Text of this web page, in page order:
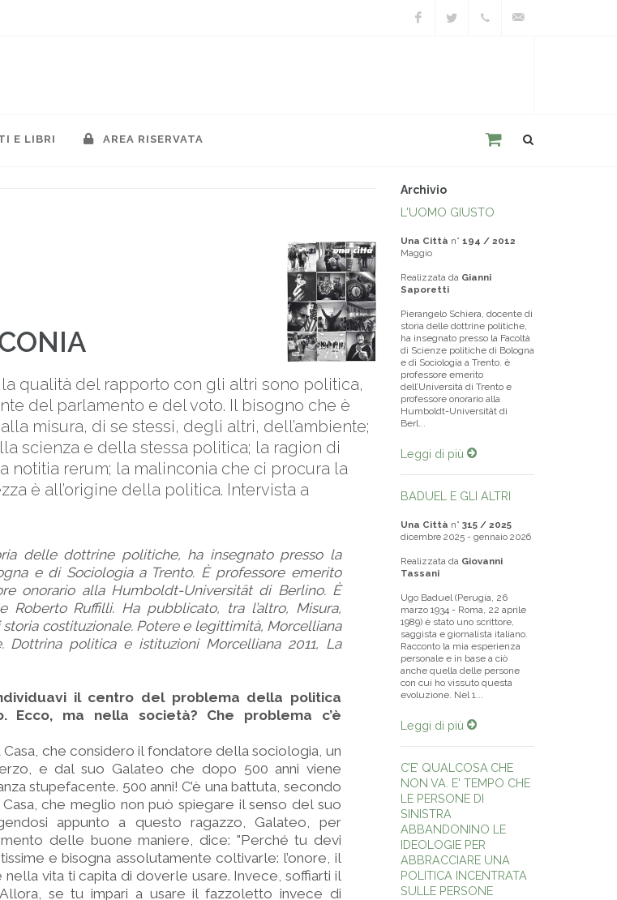
E LIBRI AREA RISERVATA
qualità del rapporto con gli altri sono politica,
del parlamento e del voto. Il bisogno che è
misura, di se stessi, degli altri, dell’ambiente;
scienza e della stessa politica; la ragion di
notitia rerum; la malinconia che ci procura la
è all’origine della politica. Intervista a
delle dottrine politiche, ha insegnato presso la
e di Sociologia a Trento. È professore emerito
onorario alla Humboldt-Universität di Berlino. È
Roberto Ruffilli. Ha pubblicato, tra l’altro, Misura,
costituzionale. Potere e legittimità, Morcelliana
Dottrina politica e istituzioni Morcelliana 2011, La
il centro del problema della politica
Ecco, ma nella società? Che problema c’è
che considero il fondatore della sociologia, un
e dal suo Galateo che dopo 500 anni viene
stupefacente. 500 anni! C’è una battuta, secondo
che meglio non può spiegare il senso del suo
appunto a questo ragazzo, Galateo, per
delle buone maniere, dice: "Perché tu devi
e bisogna assolutamente coltivarle: l’ono­re, il
vita ti capita di doverle usare. Invece, soffiarti il
se tu impari a usare il fazzoletto invece di
Archivio
L'UOMO GIUSTO
Una Città n° 194 / 2012
Maggio
Realizzata da Gianni
Saporetti
Pierangelo Schiera, docente di
storia delle dottrine politiche,
ha insegnato presso la Facoltà
di Scienze politiche di Bologna
e di Sociologia a Trento. è
professore emerito
dell’Università di Trento e
professore onorario alla
Humboldt-Universität di
Berl...
Leggi di più
BADUEL E GLI ALTRI
Una Città n° 315 / 2025
dicembre 2025 - gennaio 2026
Realizzata da Giovanni
Tassani
Ugo Baduel (Perugia, 26
marzo 1934 - Roma, 22 aprile
1989) è stato uno scrittore,
saggista e giornalista italiano.
Racconto la mia esperienza
personale e in base a ciò
anche quella delle persone
con cui ho vissuto questa
evoluzione. Nel 1...
Leggi di più
C’E’ QUALCOSA CHE
NON VA. E' TEMPO CHE
LE PERSONE DI
SINISTRA
ABBANDONINO LE
IDEOLOGIE PER
ABBRACCIARE UNA
POLITICA INCENTRATA
SULLE PERSONE